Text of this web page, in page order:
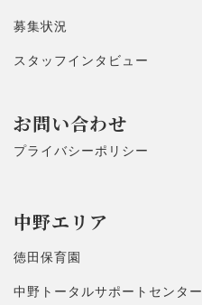
募集状況
スタッフインタビュー
お問い合わせ
プライバシーポリシー
中野エリア
徳田保育園
中野トータルサポートセンター